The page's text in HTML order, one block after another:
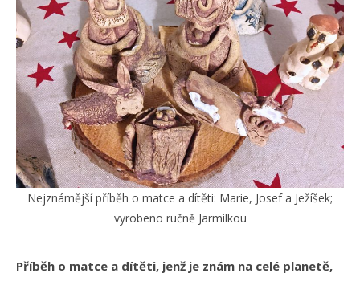
Nejznámější příběh o matce a dítěti: Marie, Josef a Ježíšek;
vyrobeno ručně Jarmilkou
Příběh o matce a dítěti, jenž je znám na celé planetě,